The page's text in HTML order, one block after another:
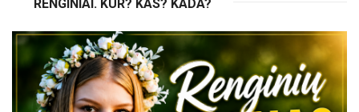
RENGINIAI. KUR? KAS? KADA?